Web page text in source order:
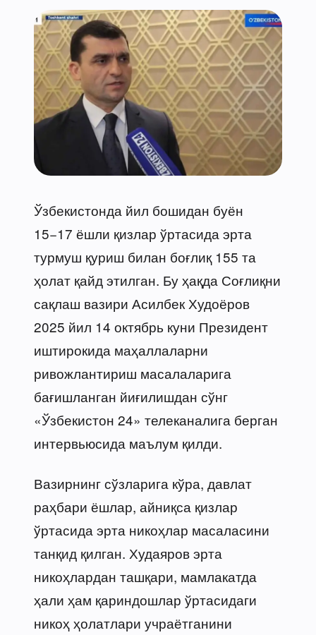
Ўзбекистонда йил бошидан буён
15−17 ёшли қизлар ўртасида эрта
турмуш қуриш билан боғлиқ 155 та
ҳолат қайд этилган. Бу ҳақда Соғлиқни
сақлаш вазири Асилбек Худоёров
2025 йил 14 октябрь куни Президент
иштирокида маҳаллаларни
ривожлантириш масалаларига
бағишланган йиғилишдан сўнг
«Ўзбекистон 24» телеканалига берган
интервьюсида маълум қилди.
Вазирнинг сўзларига кўра, давлат
раҳбари ёшлар, айниқса қизлар
ўртасида эрта никоҳлар масаласини
танқид қилган. Худаяров эрта
никоҳлардан ташқари, мамлакатда
ҳали ҳам қариндошлар ўртасидаги
никоҳ ҳолатлари учраётганини